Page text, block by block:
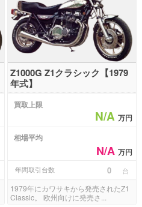
Z1000G Z1クラシック【1979
年式】
買取上限
N/A 万円
相場平均
N/A 万円
年間取引台数 0 台
1979年にカワサキから発売されたZ1
Classic。 欧州向けに発売さ...